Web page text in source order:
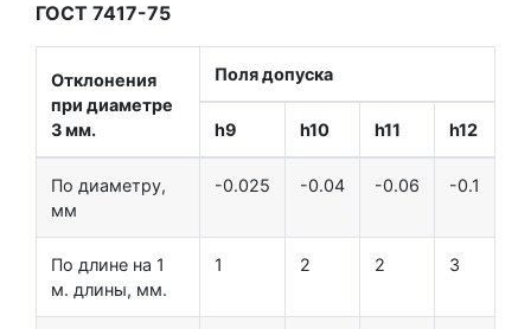
ГОСТ 7417-75
Отклонения
при диаметре
3 мм.
Поля допуска
h9 h10 h11 h12
По диаметру,
мм
-0.025 -0.04 -0.06 -0.1
По длине на 1
м. длины, мм.
1 2 2 3